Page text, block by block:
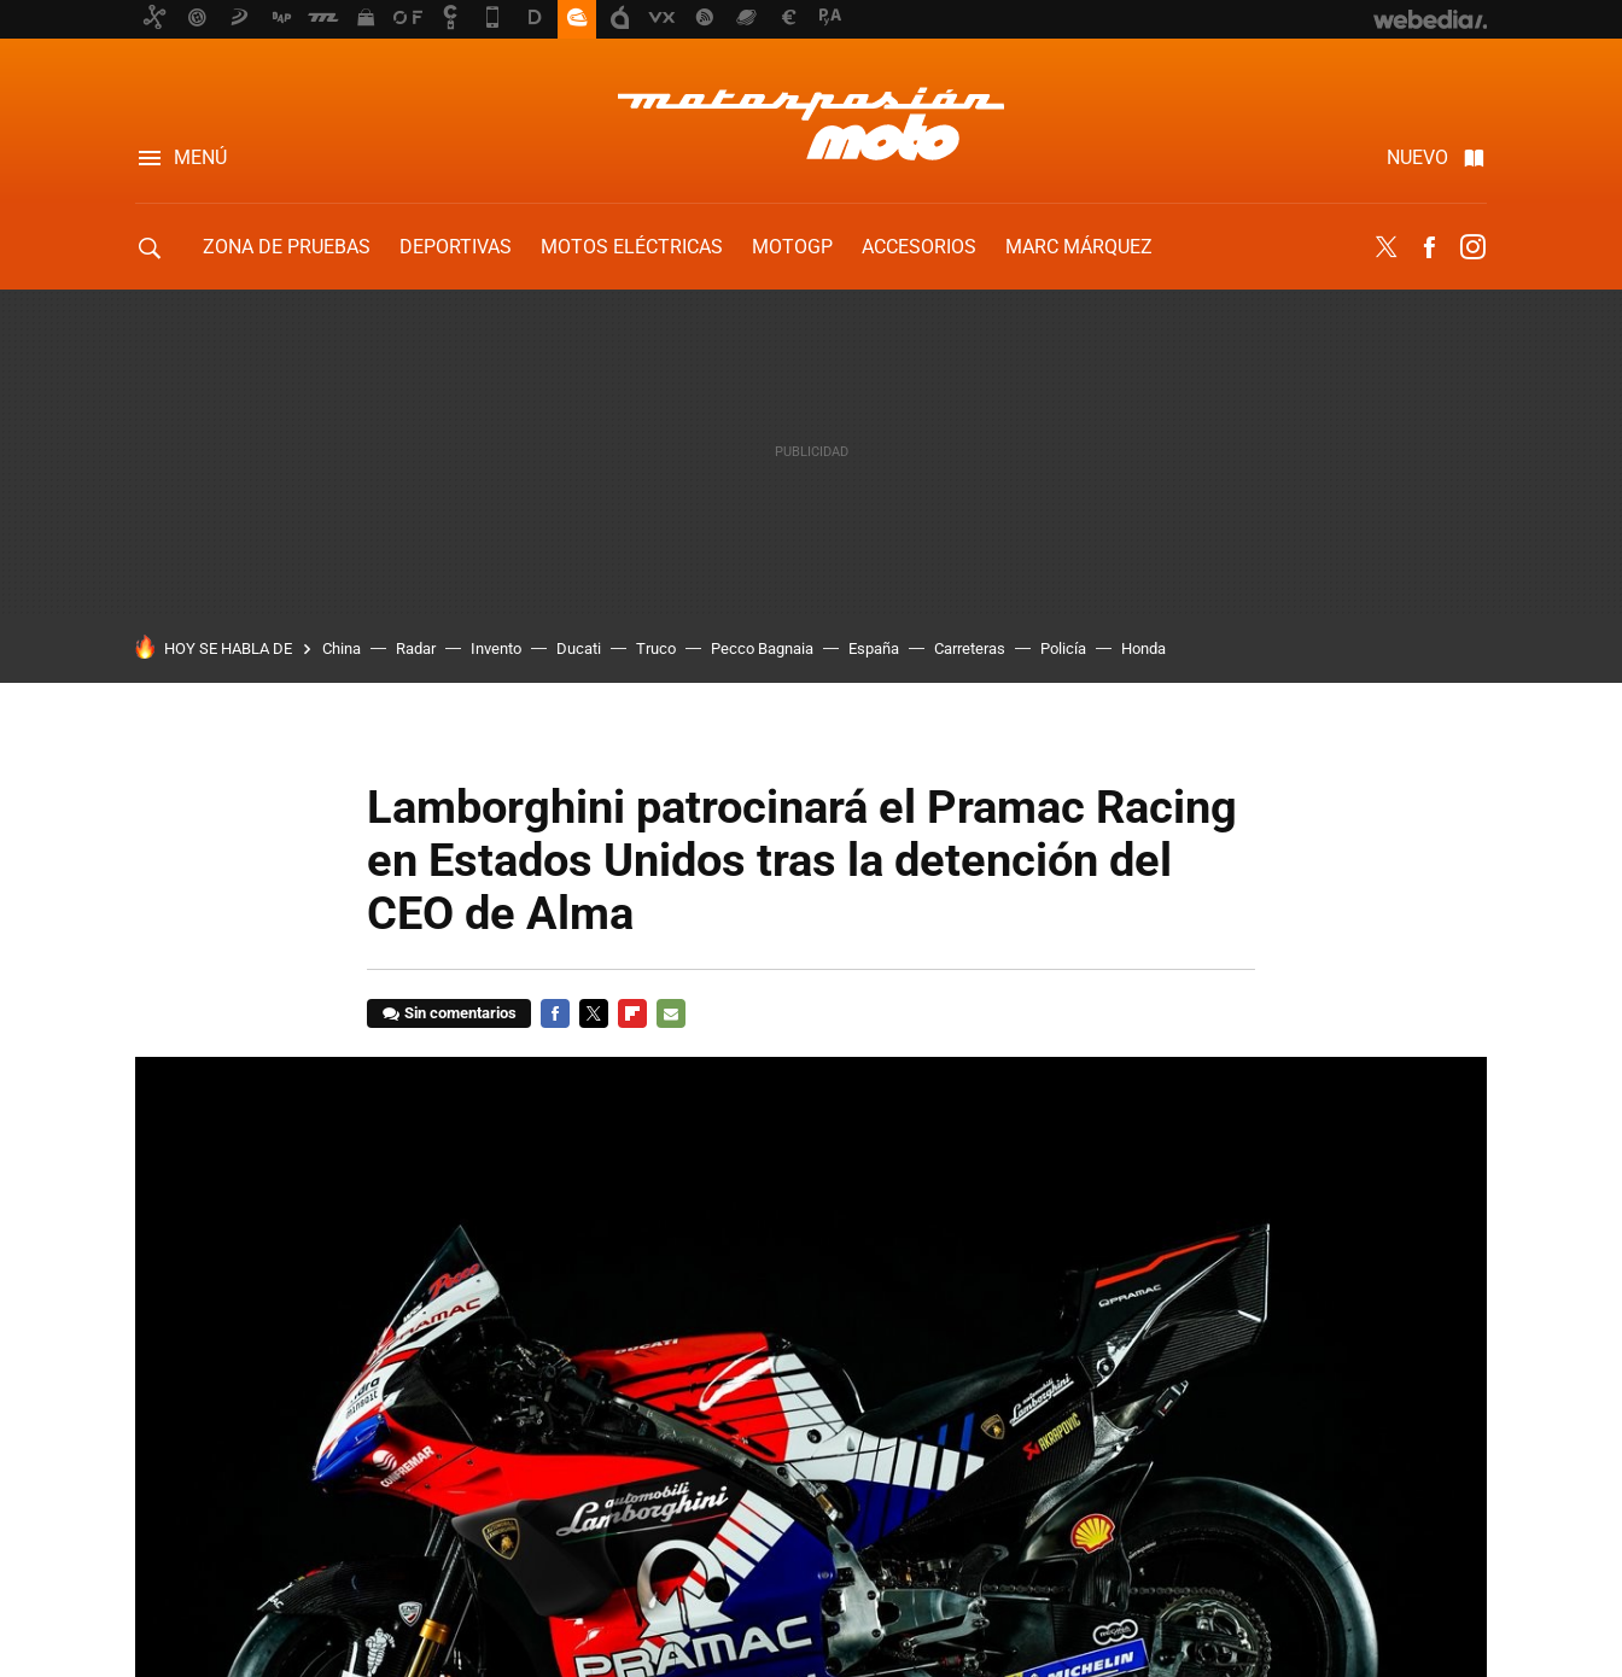
MENÚ NUEVO
ZONA DE PRUEBAS DEPORTIVAS MOTOS ELÉCTRICAS MOTOGP ACCESORIOS
MARC MÁRQUEZ
Twitter Facebook
HOY SE HABLA DE China Radar Invento Ducati Truco Pecco Bagnaia España Carreteras Policía Honda
Lamborghini patrocinará el Pramac Racing
en Estados Unidos tras la detención del
CEO de Alma
Sin comentarios